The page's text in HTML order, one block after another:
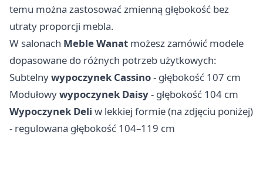
temu można zastosować zmienną głębokość bez
utraty proporcji mebla.
W salonach Meble Wanat możesz zamówić modele
dopasowane do różnych potrzeb użytkowych:
Subtelnywypoczynek Cassino- głębokość 107 cm
Modułowywypoczynek Daisy- głębokość 104 cm
Wypoczynek Deli w lekkiej formie (na zdjęciu poniżej)
- regulowana głębokość 104–119 cm